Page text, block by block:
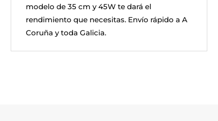
modelo de 35 cm y 45W te dará el
rendimiento que necesitas. Envío rápido a A
Coruña y toda Galicia.